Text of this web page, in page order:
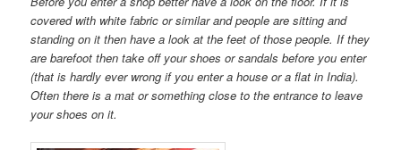
covered with white fabric or similar and people are sitting and
standing on it then have a look at the feet of those people. If they
are barefoot then take off your shoes or sandals before you enter
(that is hardly ever wrong if you enter a house or a flat in India).
Often there is a mat or something close to the entrance to leave
your shoes on it.